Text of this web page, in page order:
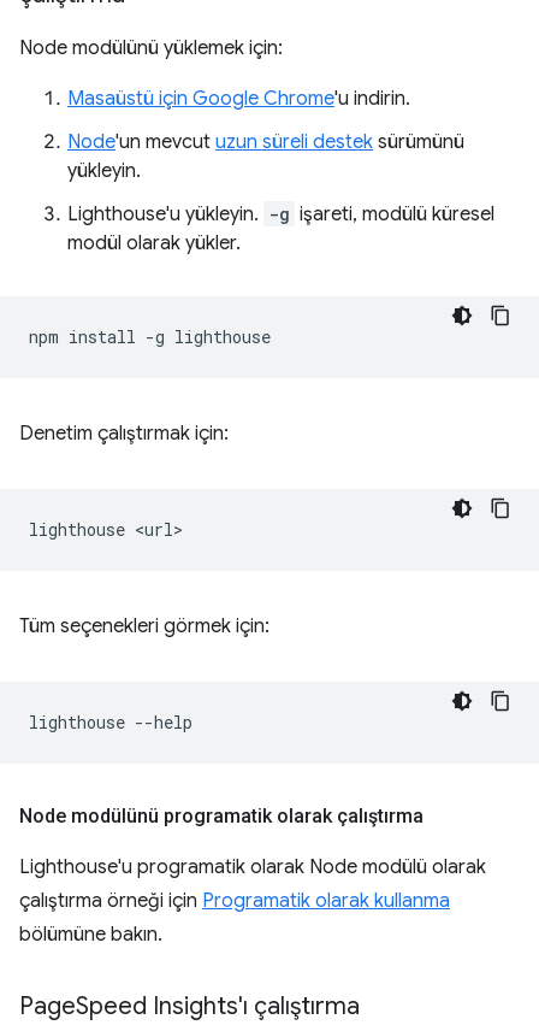
Node modülünü yüklemek için:
Masaüstü için Google Chrome'u indirin.
Node'un mevcut uzun süreli destek sürümünü
yükleyin.
Lighthouse'u yükleyin. -g işareti, modülü küresel
modül olarak yükler.
npm install -g
Denetim çalıştırmak için:
lighthouse
Tüm seçenekleri görmek için:
lighthouse
Node modülünü programatik olarak çalıştırma
Lighthouse'u programatik olarak Node modülü olarak
çalıştırma örneği için Programatik olarak kullanma
bölümüne bakın.
PageSpeed Insights'ı çalıştırma